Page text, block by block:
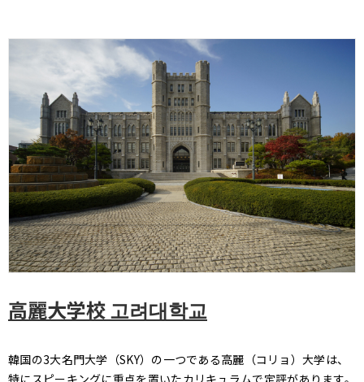
高麗大学校 고려대학교
韓国の3大名門大学（SKY）の一つである高麗（コリョ）大学は、
特にスピーキングに重点を置いたカリキュラムで定評があります。